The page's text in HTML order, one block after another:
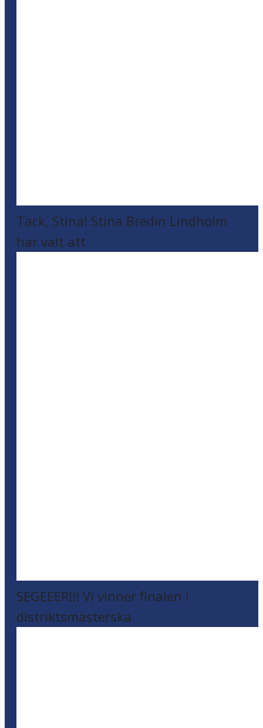
Tack, Stina! Stina Bredin Lindholm
har valt att
SEGEEER!!! Vi vinner finalen i
distriktsmästerska